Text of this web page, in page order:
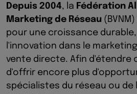
Depuis 2004, la Fédération
Marketing de Réseau
pour une croissance
l'innovation dans le
vente directe. Afin d'étendre
d'offrir encore plus
spécialistes du réseau ou de